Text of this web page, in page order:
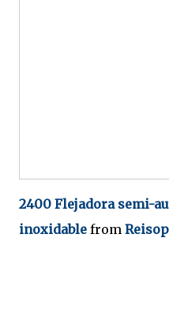
2400 Flejadora semi-
inoxidable from